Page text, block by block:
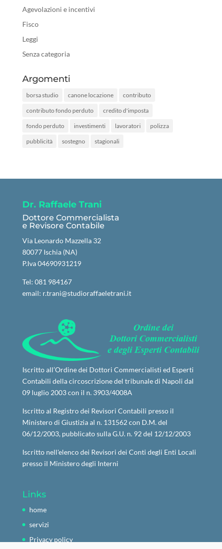
Agevolazioni e incentivi
Fisco
Leggi
Senza categoria
Argomenti
borsa studio canone locazione contributo
contributo fondo perduto credito d'imposta
fondo perduto investimenti lavoratori polizza
pubblicità sostegno stagionali
Dr. Raffaele Trani
Dottore Commercialista
e Revisore Contabile
Via Leonardo Mazzella 32
80077 Ischia (NA)
P.Iva 04690931219
Tel: 081 984167
email: r.trani@studioraffaeletrani.it
Iscritto all’Ordine dei Dottori Commercialisti ed Esperti
Contabili della circoscrizione del tribunale di Napoli dal
09 luglio 2003 con il n. 3903/4008A
Iscritto al Registro dei Revisori Contabili presso il
Ministero di Giustizia al n. 131562 con D.M. del
06/12/2003, pubblicato sulla G.U. n. 92 del 12/12/2003
Iscritto nell'elenco dei Revisori dei Conti degli Enti Locali
presso il Ministero degli Interni
Links
home
servizi
Privacy policy